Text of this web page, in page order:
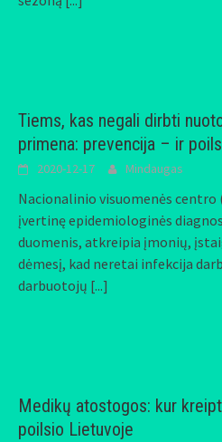
Tiems, kas negali dirbti
primena: prevencija – ir
2020-12-17 Mindaugas
Nacionalinio visuomenės centro
įvertinę epidemiologinės
duomenis, atkreipia įmonių,
dėmesį, kad neretai infekcija
darbuotojų [...]
Medikų atostogos: kur
poilsio Lietuvoje